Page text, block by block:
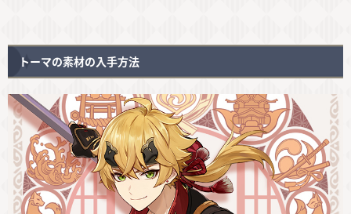
トーマの素材の入手方法